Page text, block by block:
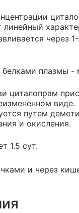
через
плазмы -
циталопрам
виде.
путем
и окисления.
1.5 сут.
и через